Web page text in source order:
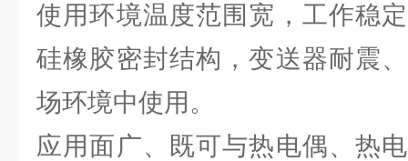
使用环境温度范围宽，工作稳
硅橡胶密封结构，变送器耐震
场环境中使用。
应用面广、既可与热电偶、热